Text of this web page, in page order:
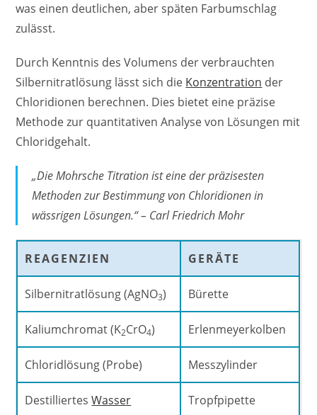
was einen deutlichen, aber späten Farbumschlag
zulässt.
Durch Kenntnis des Volumens der verbrauchten
Silbernitratlösung lässt sich die Konzentration der
Chloridionen berechnen. Dies bietet eine präzise
Methode zur quantitativen Analyse von Lösungen mit
Chloridgehalt.
„Die Mohrsche Titration ist eine der präzisesten
Methoden zur Bestimmung von Chloridionen in
wässrigen Lösungen.“ – Carl Friedrich Mohr
REAGENZIEN GERÄTE
Silbernitratlösung (AgNO3) Bürette
Kaliumchromat (K2CrO4) Erlenmeyerkolben
Chloridlösung (Probe) Messzylinder
DestilliertesWasser Tropfpipette